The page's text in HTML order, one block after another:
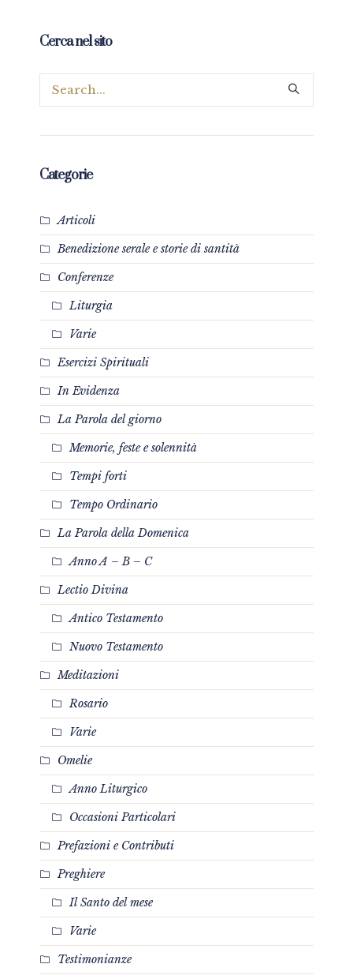
Cerca nel sito
Categorie
Articoli
Benedizione serale e storie di santità
Conferenze
Liturgia
Varie
Esercizi Spirituali
In Evidenza
La Parola del giorno
Memorie, feste e solennità
Tempi forti
Tempo Ordinario
La Parola della Domenica
Anno A – B – C
Lectio Divina
Antico Testamento
Nuovo Testamento
Meditazioni
Rosario
Varie
Omelie
Anno Liturgico
Occasioni Particolari
Prefazioni e Contributi
Preghiere
Il Santo del mese
Varie
Testimonianze